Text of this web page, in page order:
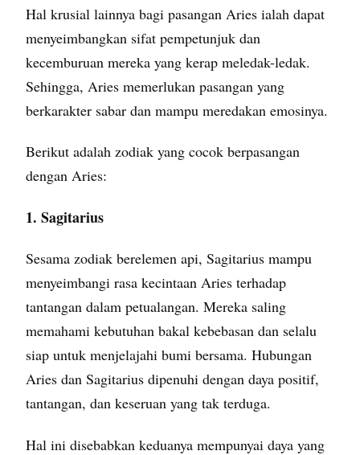
Hal krusial lainnya bagi pasangan Aries ialah dapat
menyeimbangkan sifat pempetunjuk dan
kecemburuan mereka yang kerap meledak-ledak.
Sehingga, Aries memerlukan pasangan yang
berkarakter sabar dan mampu meredakan emosinya.
Berikut adalah zodiak yang cocok berpasangan
dengan Aries:
1. Sagitarius
Sesama zodiak berelemen api, Sagitarius mampu
menyeimbangi rasa kecintaan Aries terhadap
tantangan dalam petualangan. Mereka saling
memahami kebutuhan bakal kebebasan dan selalu
siap untuk menjelajahi bumi bersama. Hubungan
Aries dan Sagitarius dipenuhi dengan daya positif,
tantangan, dan keseruan yang tak terduga.
Hal ini disebabkan keduanya mempunyai daya yang